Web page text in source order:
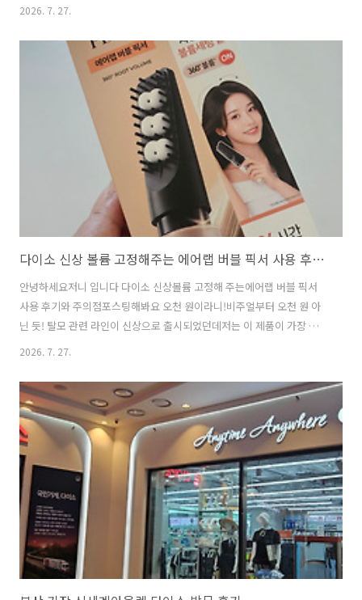
가커피와 춘천시가 함께하는더위가 싹 가시는오싹오싹 엠지네 여름밤신
한 오싹오싹엠지씨네 여름밤 메뉴 비가 오나 눈이 오나메가커피에 방문
해야하는 이유우산을 판매하고 있어요메가MCG커피 빼꼼 장우산8,900
원 노란색이라 작고 귀여워 보였는데가지고간 장우산이랑 길이가똑 같
더라고요이런 착시가!!! 그리고반가운 소식오늘 엔시티 위시스트로우픽
키링 틴케이스세트미니로그키링픽업 / 현장구매 오픈 하는 날잊고 있었
다면서두르세요 맑은날에도흐린날에도무소건 메가..
2026. 7. 27.
다이소 신상 볼륨 고정해주는 에어랩 버블 픽서 사용 후기 와 주의점
안녕하세요저니 입니다 다이소 신상볼륨 고정해 주는에어랩 버블 픽서
사용 후기와 주의점포스팅해봐요 오천 원이라니!비주얼부터 오천 원 아
닌 듯! 탈모 관련 라인이 신상으로 출시되었던데저는 이 제품이 가장 눈
에 띄더라고요 제품명이 너무 길지만한 번 언급은 해야겠죠 바이아우어
있어요 사용 전 제품을 충분히 흔들어 준 뒤매일 두피에 적당량을 고루
바른 다음손가락을 이용하여 마사지하듯이 하여충분히 흡수되도록 문지
른다 엥???저와 같은 생각이신 거죠두피 앰플이 아닌데...사용법은 두피
앰플 사용 방법처럼 적혀있어서 너무 아이러니한 제품 그림 설명은 살짝
다른 느낌두피에 적당량 바르지 마시고그림처럼 머리카락에 바르세요
일단 꺼냈어요 중앙 지지대를..
2026. 7. 27.